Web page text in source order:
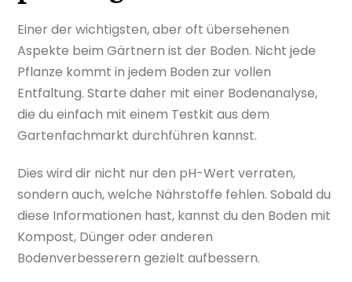
Einer der wichtigsten, aber oft übersehenen
Aspekte beim Gärtnern ist der Boden. Nicht jede
Pflanze kommt in jedem Boden zur vollen
Entfaltung. Starte daher mit einer Bodenanalyse,
die du einfach mit einem Testkit aus dem
Gartenfachmarkt durchführen kannst.
Dies wird dir nicht nur den pH-Wert verraten,
sondern auch, welche Nährstoffe fehlen. Sobald du
diese Informationen hast, kannst du den Boden mit
Kompost, Dünger oder anderen
Bodenverbesserern gezielt aufbessern.